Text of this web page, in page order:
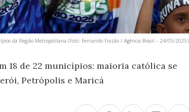
da Região Metropolitana (Foto: Fernando Frazão / Agência Brasil – 24/05/2025)
18 de 22 municípios: maioria católica se
Petrópolis e Maricá